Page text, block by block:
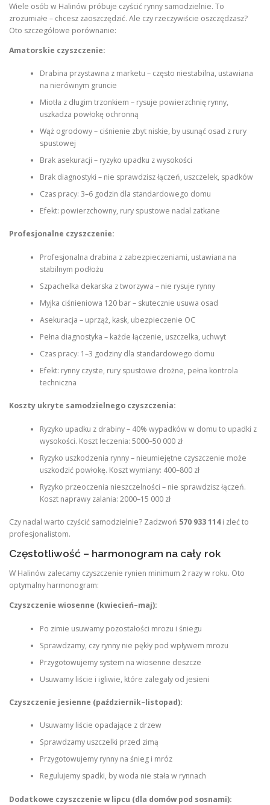
Wiele osób w Halinów próbuje czyścić rynny samodzielnie. To
zrozumiałe – chcesz zaoszczędzić. Ale czy rzeczywiście oszczędzasz?
Oto szczegółowe porównanie:
Amatorskie czyszczenie:
Drabina przystawna z marketu – często niestabilna, ustawiana
na nierównym gruncie
Miotła z długim trzonkiem – rysuje powierzchnię rynny,
uszkadza powłokę ochronną
Wąż ogrodowy – ciśnienie zbyt niskie, by usunąć osad z rury
spustowej
Brak asekuracji – ryzyko upadku z wysokości
Brak diagnostyki – nie sprawdzisz łączeń, uszczelek, spadków
Czas pracy: 3–6 godzin dla standardowego domu
Efekt: powierzchowny, rury spustowe nadal zatkane
Profesjonalne czyszczenie:
Profesjonalna drabina z zabezpieczeniami, ustawiana na
stabilnym podłożu
Szpachelka dekarska z tworzywa – nie rysuje rynny
Myjka ciśnieniowa 120 bar – skutecznie usuwa osad
Asekuracja – uprząż, kask, ubezpieczenie OC
Pełna diagnostyka – każde łączenie, uszczelka, uchwyt
Czas pracy: 1–3 godziny dla standardowego domu
Efekt: rynny czyste, rury spustowe drożne, pełna kontrola
techniczna
Koszty ukryte samodzielnego czyszczenia:
Ryzyko upadku z drabiny – 40% wypadków w domu to upadki z
wysokości. Koszt leczenia: 5000–50 000 zł
Ryzyko uszkodzenia rynny – nieumiejętne czyszczenie może
uszkodzić powłokę. Koszt wymiany: 400–800 zł
Ryzyko przeoczenia nieszczelności – nie sprawdzisz łączeń.
Koszt naprawy zalania: 2000–15 000 zł
Czy nadal warto czyścić samodzielnie? Zadzwoń 570 933 114i zleć to
profesjonalistom.
Częstotliwość – harmonogram na cały rok
W Halinów zalecamy czyszczenie rynien minimum 2 razy w roku. Oto
optymalny harmonogram:
Czyszczenie wiosenne (kwiecień–maj):
Po zimie usuwamy pozostałości mrozu i śniegu
Sprawdzamy, czy rynny nie pękły pod wpływem mrozu
Przygotowujemy system na wiosenne deszcze
Usuwamy liście i igliwie, które zalegały od jesieni
Czyszczenie jesienne (październik–listopad):
Usuwamy liście opadające z drzew
Sprawdzamy uszczelki przed zimą
Przygotowujemy rynny na śnieg i mróz
Regulujemy spadki, by woda nie stała w rynnach
Dodatkowe czyszczenie w lipcu (dla domów pod sosnami):